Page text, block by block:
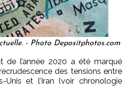
- Photo Depositphotos.com
de l’année 2020 a été marqué
des tensions entre
Unis et l’Iran (voir chronologie